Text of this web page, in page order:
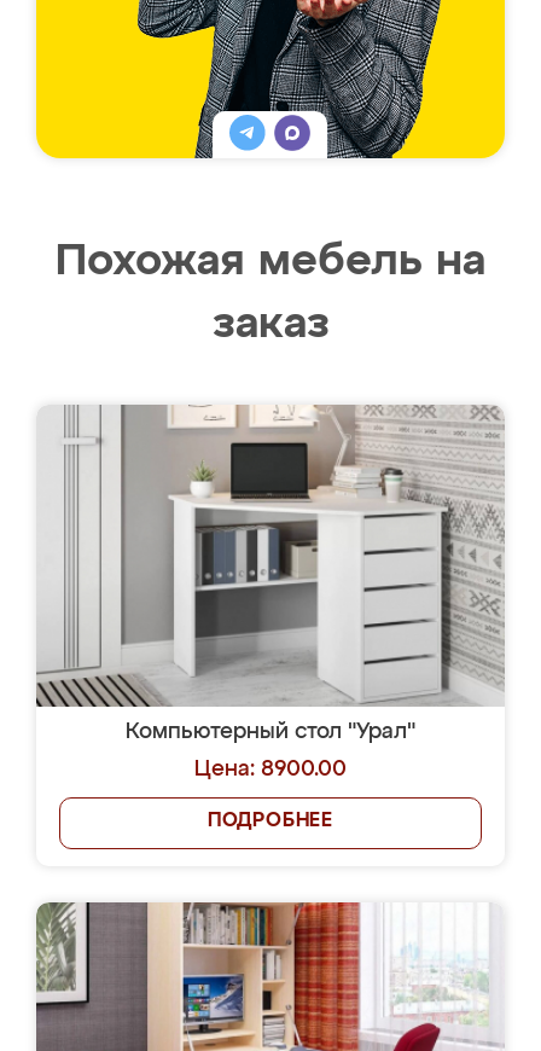
Похожая мебель на
заказ
Компьютерный стол "Урал"
Цена: 8900.00
ПОДРОБНЕЕ